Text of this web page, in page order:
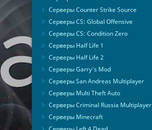
Серверы Counter Strike Source
Серверы CS: Global Offensive
Серверы CS: Condition Zero
Серверы Half Life 1
Серверы Half Life 2
Серверы Garry's Mod
Серверы San Andreas Multiplayer
Серверы Multi Theft Auto
Серверы Criminal Russia Multiplayer
Серверы Minecraft